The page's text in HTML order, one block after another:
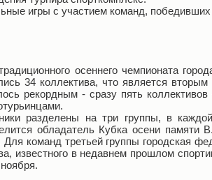
игры с участием команд, победивших
осеннего чемпионата
34 коллектива, что является
рекордным - сразу пять
разделены на три группы, в
обладатель Кубка осени памяти
Для команд третьей группы городская
известного в недавнем прошлом